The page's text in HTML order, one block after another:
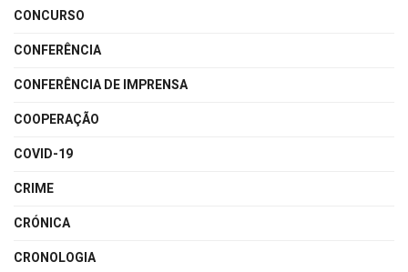
CONCURSO
CONFERÊNCIA
CONFERÊNCIA DE IMPRENSA
COOPERAÇÃO
COVID-19
CRIME
CRÓNICA
CRONOLOGIA